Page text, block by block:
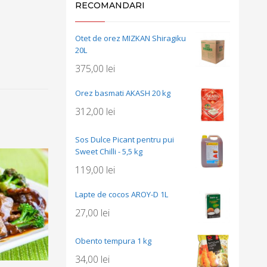
RECOMANDARI
Otet de orez MIZKAN Shiragiku
20L
375,00 lei
Orez basmati AKASH 20 kg
312,00 lei
Sos Dulce Picant pentru pui
Sweet Chilli - 5,5 kg
119,00 lei
Lapte de cocos AROY-D 1L
27,00 lei
Obento tempura 1 kg
34,00 lei